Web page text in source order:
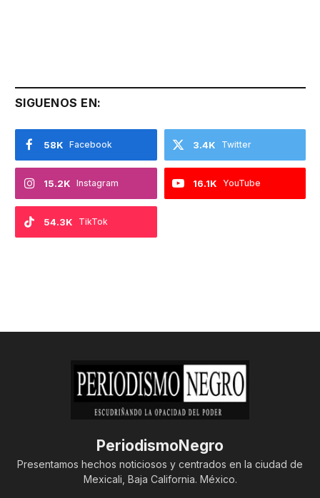
SIGUENOS EN:
Facebook
58K Twitter
3.4K
Instagram
15.2K YouTube
16.1K
TikTok
54.3K
PeriodismoNegro
Presentamos hechos noticiosos y centrados en la ciudad de
Mexicali, Baja California. México.